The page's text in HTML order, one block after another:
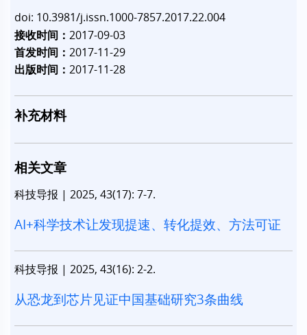
doi: 10.3981/j.issn.1000-7857.2017.22.004
接收时间：2017-09-03
首发时间：2017-11-29
出版时间：2017-11-28
补充材料
相关文章
科技导报 | 2025, 43(17): 7-7.
AI+科学技术让发现提速、转化提效、方法可证
科技导报 | 2025, 43(16): 2-2.
从恐龙到芯片见证中国基础研究3条曲线